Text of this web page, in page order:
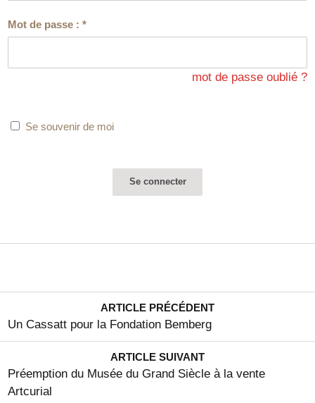
Mot de passe :*
mot de passe oublié ?
Se souvenir de moi
ARTICLE PRÉCÉDENT
Un Cassatt pour la Fondation Bemberg
ARTICLE SUIVANT
Préemption du Musée du Grand Siècle à la vente
Artcurial